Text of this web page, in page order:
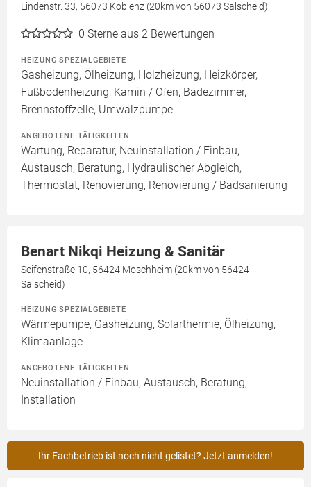
Lindenstr. 33, 56073 Koblenz (20km von 56073 Salscheid)
0 Sterne aus 2 Bewertungen
HEIZUNG SPEZIALGEBIETE
Gasheizung, Ölheizung, Holzheizung, Heizkörper,
Fußbodenheizung, Kamin / Ofen, Badezimmer,
Brennstoffzelle, Umwälzpumpe
ANGEBOTENE TÄTIGKEITEN
Wartung, Reparatur, Neuinstallation / Einbau,
Austausch, Beratung, Hydraulischer Abgleich,
Thermostat, Renovierung, Renovierung / Badsanierung
Benart Nikqi Heizung & Sanitär
Seifenstraße 10, 56424 Moschheim (20km von 56424
Salscheid)
HEIZUNG SPEZIALGEBIETE
Wärmepumpe, Gasheizung, Solarthermie, Ölheizung,
Klimaanlage
ANGEBOTENE TÄTIGKEITEN
Neuinstallation / Einbau, Austausch, Beratung,
Installation
Ihr Fachbetrieb ist noch nicht gelistet? Jetzt anmelden!